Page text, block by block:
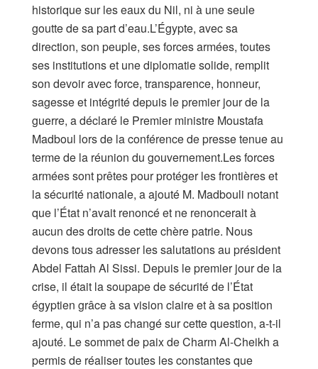
historique sur les eaux du Nil, ni à une seule
goutte de sa part d’eau.L’Égypte, avec sa
direction, son peuple, ses forces armées, toutes
ses institutions et une diplomatie solide, remplit
son devoir avec force, transparence, honneur,
sagesse et intégrité depuis le premier jour de la
guerre, a déclaré le Premier ministre Moustafa
Madboul lors de la conférence de presse tenue au
terme de la réunion du gouvernement.Les forces
armées sont prêtes pour protéger les frontières et
la sécurité nationale, a ajouté M. Madbouli notant
que l’État n’avait renoncé et ne renoncerait à
aucun des droits de cette chère patrie. Nous
devons tous adresser les salutations au président
Abdel Fattah Al Sissi. Depuis le premier jour de la
crise, il était la soupape de sécurité de l’État
égyptien grâce à sa vision claire et à sa position
ferme, qui n’a pas changé sur cette question, a-t-il
ajouté. Le sommet de paix de Charm Al-Cheikh a
permis de réaliser toutes les constantes que